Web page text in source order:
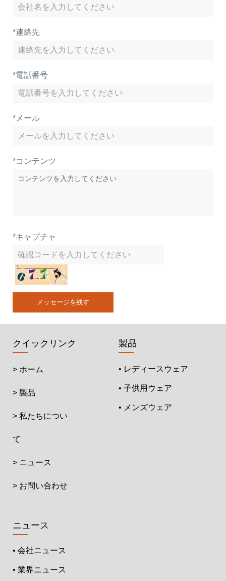
*連絡先
*電話番号
*メール
*コンテンツ
*キャプチャ
メッセージを残す
クイックリンク
> ホーム
> 製品
> 私たちについ
て
> ニュース
> お問い合わせ
製品
• レディースウェア
• 子供用ウェア
• メンズウェア
ニュース
• 会社ニュース
• 業界ニュース